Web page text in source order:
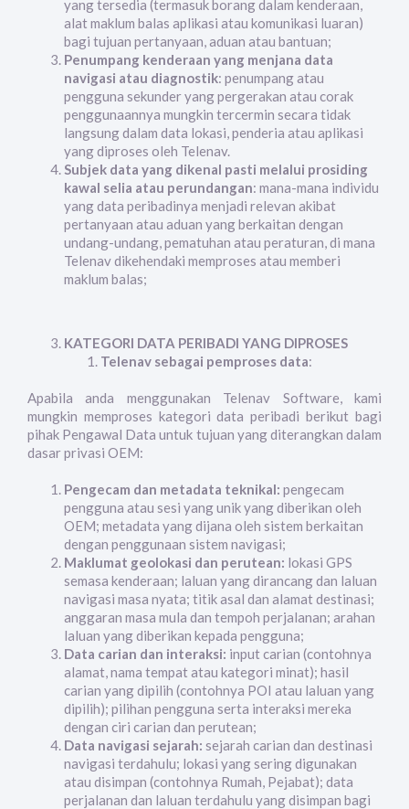
yang tersedia (termasuk borang dalam kenderaan,
alat maklum balas aplikasi atau komunikasi luaran)
bagi tujuan pertanyaan, aduan atau bantuan;
Penumpang kenderaan yang menjana data
navigasi atau diagnostik: penumpang atau
pengguna sekunder yang pergerakan atau corak
penggunaannya mungkin tercermin secara tidak
langsung dalam data lokasi, penderia atau aplikasi
yang diproses oleh Telenav.
Subjek data yang dikenal pasti melalui prosiding
kawal selia atau perundangan: mana-mana individu
yang data peribadinya menjadi relevan akibat
pertanyaan atau aduan yang berkaitan dengan
undang-undang, pematuhan atau peraturan, di mana
Telenav dikehendaki memproses atau memberi
maklum balas;
KATEGORI DATA PERIBADI YANG DIPROSES
Telenav sebagai pemproses data:
Apabila anda menggunakan Telenav Software, kami
mungkin memproses kategori data peribadi berikut bagi
pihak Pengawal Data untuk tujuan yang diterangkan dalam
dasar privasi OEM:
Pengecam dan metadata teknikal: pengecam
pengguna atau sesi yang unik yang diberikan oleh
OEM; metadata yang dijana oleh sistem berkaitan
dengan penggunaan sistem navigasi;
Maklumat geolokasi dan perutean: lokasi GPS
semasa kenderaan; laluan yang dirancang dan laluan
navigasi masa nyata; titik asal dan alamat destinasi;
anggaran masa mula dan tempoh perjalanan; arahan
laluan yang diberikan kepada pengguna;
Data carian dan interaksi: input carian (contohnya
alamat, nama tempat atau kategori minat); hasil
carian yang dipilih (contohnya POI atau laluan yang
dipilih); pilihan pengguna serta interaksi mereka
dengan ciri carian dan perutean;
Data navigasi sejarah: sejarah carian dan destinasi
navigasi terdahulu; lokasi yang sering digunakan
atau disimpan (contohnya Rumah, Pejabat); data
perjalanan dan laluan terdahulu yang disimpan bagi